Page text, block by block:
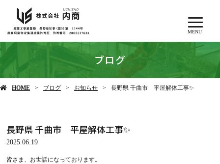
MENU
ブログ
HOME ブログ お知らせ 長野県 千曲市 平屋解体工事✨
長野県 千曲市 平屋解体工事✨
2025.06.19
皆さま、お世話になっております。